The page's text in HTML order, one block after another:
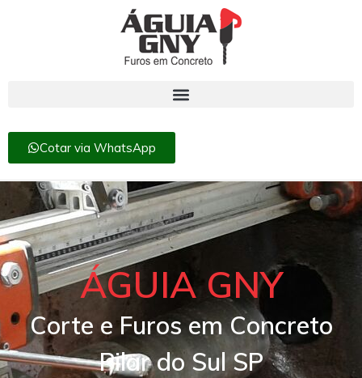
Cotar via WhatsApp
ÁGUIA GNY
Corte e Furos em Concreto
Pilar do Sul SP